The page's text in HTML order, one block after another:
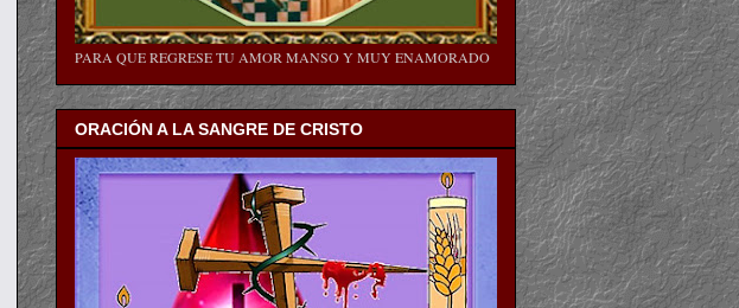
PARA QUE REGRESE TU AMOR MANSO Y MUY ENAMORADO
ORACIÓN A LA SANGRE DE CRISTO